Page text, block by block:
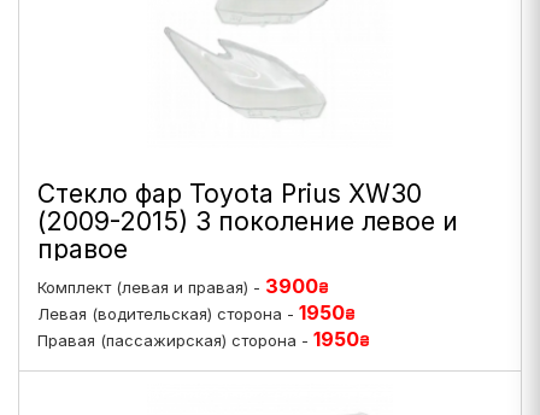
Стекло фар Toyota Prius XW30
(2009-2015) 3 поколение левое и
правое
Комплект (левая и правая) - 3900₴
Левая (водительская) сторона - 1950₴
Правая (пассажирская) сторона - 1950₴